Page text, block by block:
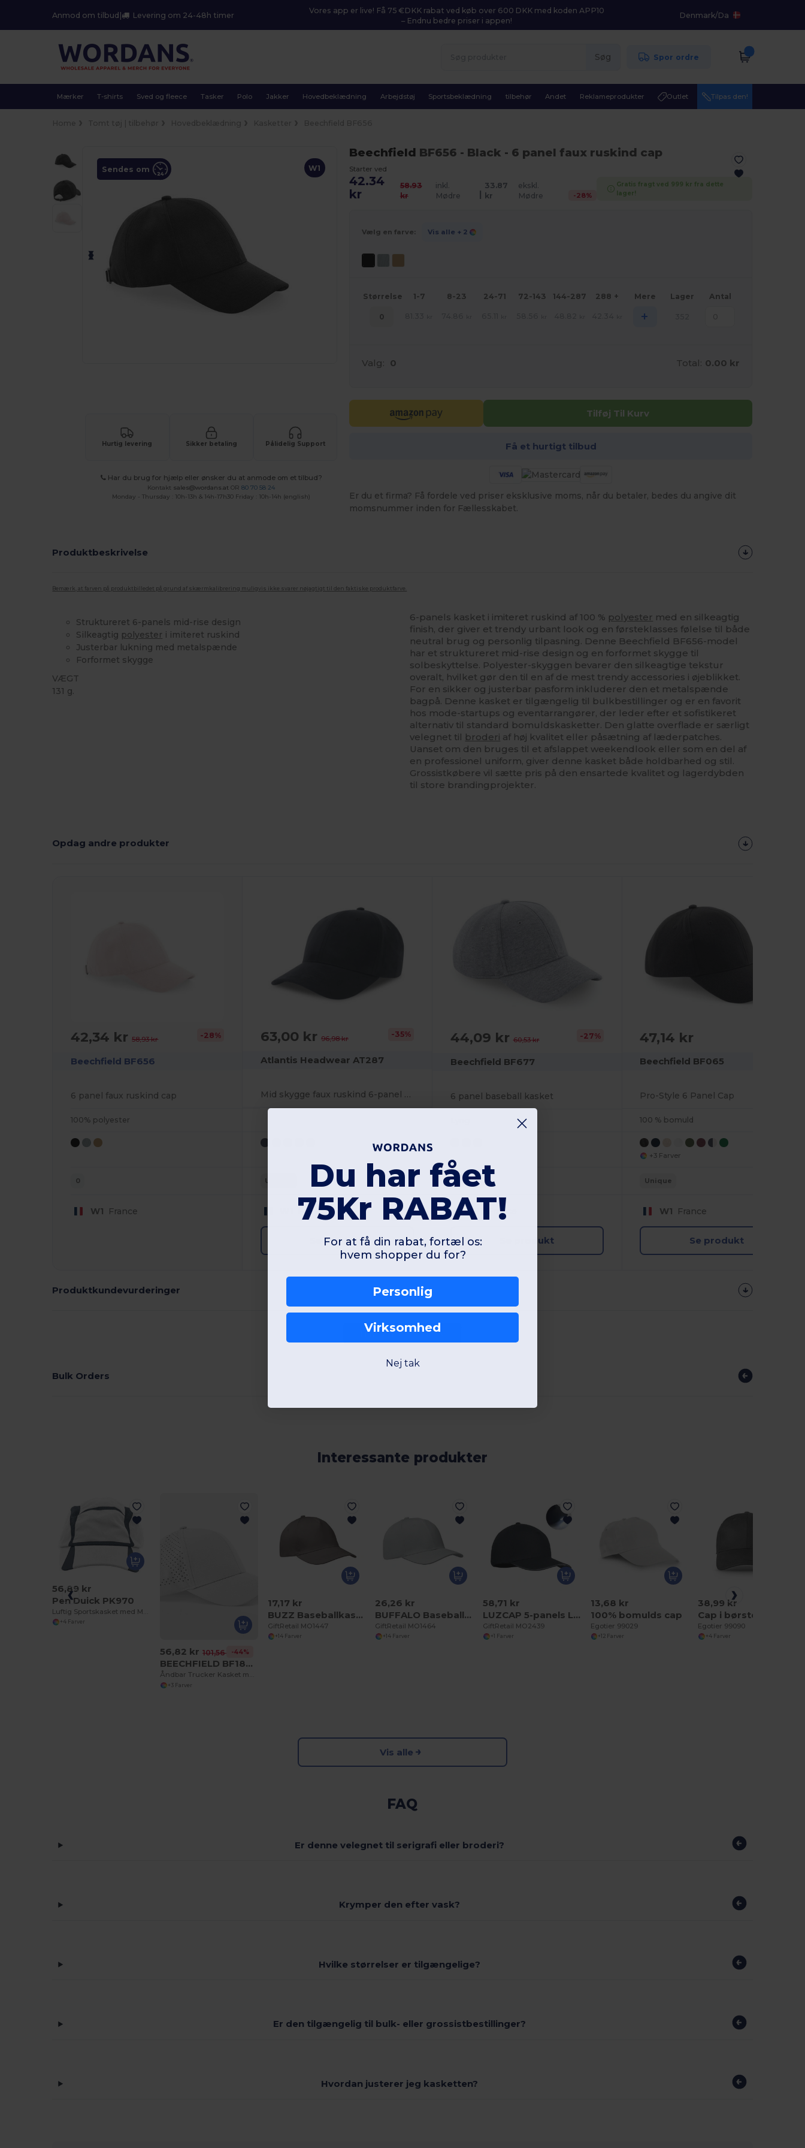
Anmod om tilbud | Levering om 24-48h timer
Vores app er live! Få 75 €DKK rabat ved køb over 600 DKK med koden APP10
– Endnu bedre priser i appen!
Denmark/Da
Søg Spor ordre
Mærker T-shirts Sved og fleece Tasker Polo Jakker Hovedbeklædning Arbejdstøj Sportsbeklædning tilbehør Andet Reklameprodukter Outlet Tilpas den!
W1
Sendes om
Hurtig levering Sikker betaling Pålidelig Support
Har du brug for hjælp eller ønsker du at anmode om et tilbud?
Kontakt sales@wordans.at OR80 70 58 24
Monday - Thursday : 10h-13h & 14h-17h30 Friday : 10h-14h (english)
Beechfield BF656 - Black - 6 panel faux ruskind cap
Starter ved
42.34
kr
58.93
kr
inkl.
Mødre
|
33.87
kr
ekskl.
Mødre
-28%
Gratis fragt ved 999 kr fra dette
lager!
Vælg en farve: Vis alle + 2
Størrelse 1-7 8-23 24-71 72-143 144-287 288 + Mere Lager Antal
0 +
Valg: 0 Total: 0.00 kr
Tilføj Til Kurv
Få et hurtigt tilbud
Er du et firma? Få fordele ved priser eksklusive moms, når du betaler, bedes du angive dit
momsnummer inden for Fællesskabet.
Produktbeskrivelse
Bemærk, at farven på produktbilledet på grund af skærmkalibrering muligvis ikke svarer nøjagtigt til den faktiske produktfarve.
Struktureret 6-panels mid-rise design
Silkeagtig polyester i imiteret ruskind
Justerbar lukning med metalspænde
Forformet skygge
VÆGT
131 g.
6-panels kasket i imiteret ruskind af 100 % polyester med en silkeagtig
finish, der giver et trendy urbant look og en førsteklasses følelse til både
neutral brug og personlig tilpasning. Denne Beechfield BF656-model
har et struktureret mid-rise design og en forformet skygge til
solbeskyttelse. Polyester-skyggen bevarer den silkeagtige tekstur
overalt, hvilket gør den til en af de mest trendy accessories i øjeblikket.
For en sikker og justerbar pasform inkluderer den et metalspænde
bagpå. Denne kasket er tilgængelig til bulkbestillinger og er en favorit
hos mode-startups og eventarrangører, der leder efter et sofistikeret
alternativ til standard bomuldskasketter. Den glatte overflade er særligt
velegnet til broderi af høj kvalitet eller påsætning af læderpatches.
Uanset om den bruges til et afslappet weekendlook eller som en del af
en professionel uniform, giver denne kasket både holdbarhed og stil.
Grossistkøbere vil sætte pris på den ensartede kvalitet og lagerdybden
til store brandingprojekter.
Opdag andre produkter
42,34 kr58,93 kr -28%
Beechfield BF656
6 panel faux ruskind cap
100% polyester
0
W1 France
63,00 kr 96,98 kr -35%
Atlantis Headwear AT287
Mid skygge faux ruskind 6-panel cap
Unique
France
Se produkt
44,09 kr60,53 kr -27%
Beechfield BF677
6 panel baseball kasket
Unique
W1 France
Se produkt
47,14 kr
Beechfield BF065
Pro-Style 6 Panel Cap
100 % bomuld
+3 Farver
Unique
W1 France
Se produkt
Produktkundevurderinger
Tilføj en anmeldelse
Bulk Orders
Interessante produkter
56,89 kr
Pen Duick PK970
+4 Farver
56,82 kr 101,56 kr-44%
BEECHFIELD BF189R
+3 Farver
17,17 kr
BUZZ Baseballkasket med 5 paneler
GiftRetail MO1447
+14 Farver
26,26 kr
BUFFALO Baseballkasket med 6 paneler
GiftRetail MO1464
+14 Farver
58,71 kr
LUZCAP 5-panels LED-bomuldskasket 220gr/m
GiftRetail MO2439
+1 Farver
13,68 kr
100% bomulds cap
Egotier 99029
+12 Farver
38,99 kr
Egotier 99090
+4 Farver
Vis alle
FAQ
Er denne velegnet til serigrafi eller broderi?
Krymper den efter vask?
Hvilke størrelser er tilgængelige?
Er den tilgængelig til bulk- eller grossistbestillinger?
Hvordan justerer jeg kasketten?
Du har fået
75Kr RABAT!
For at få din rabat, fortæl os:
hvem shopper du for?
Personlig
Virksomhed
Nej tak